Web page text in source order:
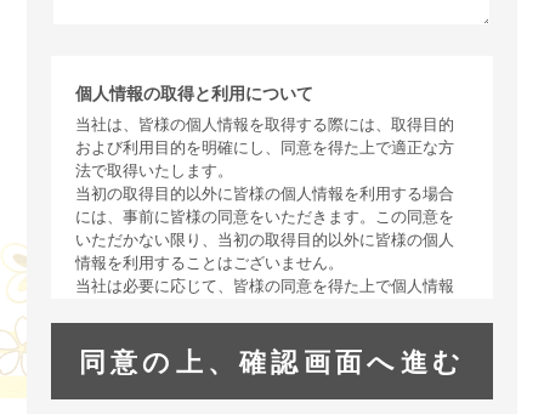
個人情報の取得と利用について
当社は、皆様の個人情報を取得する際には、取得目的
および利用目的を明確にし、同意を得た上で適正な方
法で取得いたします。
当初の取得目的以外に皆様の個人情報を利用する場合
には、事前に皆様の同意をいただきます。この同意を
いただかない限り、当初の取得目的以外に皆様の個人
情報を利用することはございません。
当社は必要に応じて、皆様の同意を得た上で個人情報
します。
なお、皆様が当該個人情報を当社に与えることは任意
でありますが、当該個人情報を与えなかった場合は、